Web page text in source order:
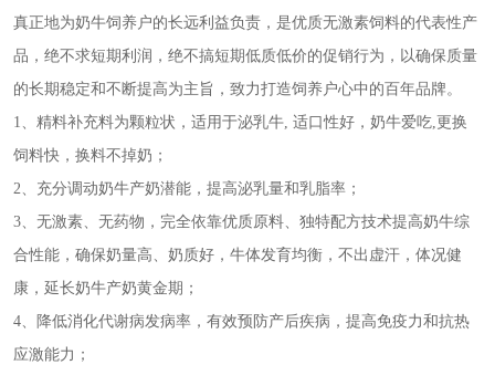
真正地为奶牛饲养户的长远利益负责，是优质无激素饲料的代表性产
品，绝不求短期利润，绝不搞短期低质低价的促销行为，以确保质量
的长期稳定和不断提高为主旨，致力打造饲养户心中的百年品牌。
1、精料补充料为颗粒状，适用于泌乳牛, 适口性好，奶牛爱吃,更换
饲料快，换料不掉奶；
2、充分调动奶牛产奶潜能，提高泌乳量和乳脂率；
3、无激素、无药物，完全依靠优质原料、独特配方技术提高奶牛综
合性能，确保奶量高、奶质好，牛体发育均衡，不出虚汗，体况健
康，延长奶牛产奶黄金期；
4、降低消化代谢病发病率，有效预防产后疾病，提高免疫力和抗热
应激能力；